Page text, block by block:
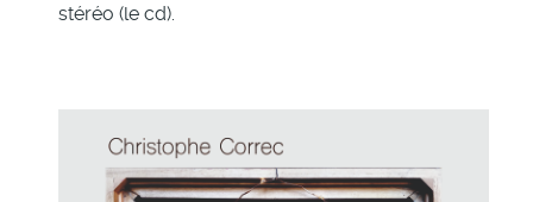
stéréo (le cd).